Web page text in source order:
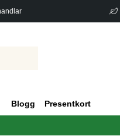
Blogg Presentkort